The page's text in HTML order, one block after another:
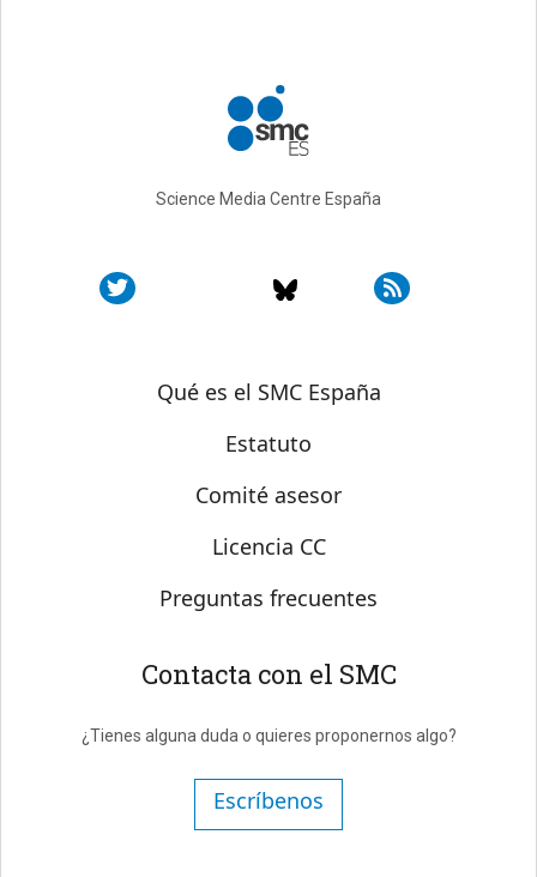
Science Media Centre España
Sobre SMC España
Qué es el SMC España
Estatuto
Comité asesor
Licencia CC
Preguntas frecuentes
Contacta con el SMC
¿Tienes alguna duda o quieres proponernos algo?
Escríbenos